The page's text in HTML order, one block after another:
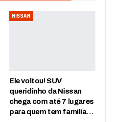
NISSAN
Ele voltou! SUV
queridinho da Nissan
chega com até 7 lugares
para quem tem família…